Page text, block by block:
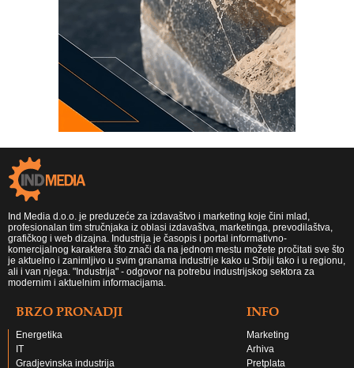
Ind Media d.o.o. je preduzeće za izdavaštvo i marketing koje čini mlad,
profesionalan tim stručnjaka iz oblasi izdavaštva, marketinga, prevodilaštva,
grafičkog i web dizajna. Industrija je časopis i portal informativno-
komercijalnog karaktera što znači da na jednom mestu možete pročitati sve što
je aktuelno i zanimljivo u svim granama industrije kako u Srbiji tako i u regionu,
ali i van njega. "Industrija" - odgovor na potrebu industrijskog sektora za
modernim i aktuelnim informacijama.
BRZO PRONADJI
Energetika
IT
Gradjevinska industrija
INFO
Marketing
Arhiva
Pretplata